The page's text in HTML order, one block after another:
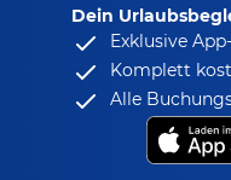
Dein
Exklusive
Komplett
Alle